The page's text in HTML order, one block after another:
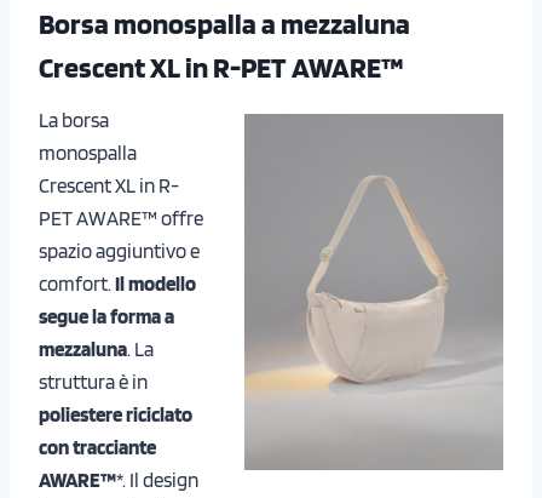
Borsa monospalla a mezzaluna
Crescent XL in R-PET AWARE™
La borsa
monospalla
Crescent XL in R-
PET AWARE™ offre
spazio aggiuntivo e
comfort. Il modello
segue la forma a
mezzaluna. La
struttura è in
poliestere riciclato
con tracciante
AWARE™*. Il design